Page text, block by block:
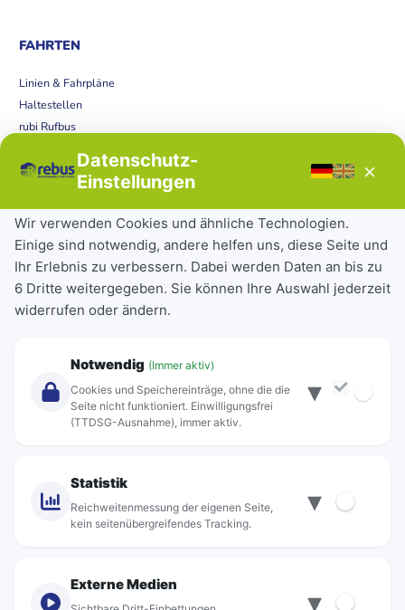
FAHRTEN
Linien & Fahrpläne
Haltestellen
rubi Rufbus
Störungen
Tickets & Tarife
Deutschlandticket
Schülerkarte
Einzeltickets
Abonnements
Über Rebus
Standorte
Datenschutz-
Einstellungen
×
Wir verwenden Cookies und ähnliche Technologien.
Einige sind notwendig, andere helfen uns, diese Seite und
Ihr Erlebnis zu verbessern. Dabei werden Daten an bis zu
6 Dritte weitergegeben. Sie können Ihre Auswahl jederzeit
widerrufen oder ändern.
Notwendig (Immer aktiv)
Cookies und Speichereinträge, ohne die die
Seite nicht funktioniert. Einwilligungsfrei
(TTDSG-Ausnahme), immer aktiv.
▾
Statistik
Reichweitenmessung der eigenen Seite,
kein seitenübergreifendes Tracking.
▾
Externe Medien
▾